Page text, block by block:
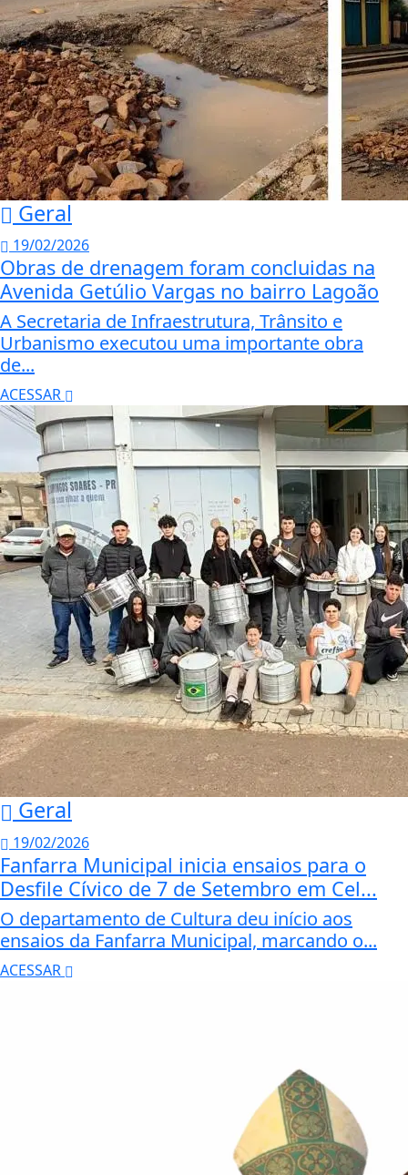
Geral
19/02/2026
Obras de drenagem foram concluidas na
Avenida Getúlio Vargas no bairro Lagoão
A Secretaria de Infraestrutura, Trânsito e
Urbanismo executou uma importante obra
de...
ACESSAR
Geral
19/02/2026
Fanfarra Municipal inicia ensaios para o
Desfile Cívico de 7 de Setembro em Cel...
O departamento de Cultura deu início aos
ensaios da Fanfarra Municipal, marcando o...
ACESSAR